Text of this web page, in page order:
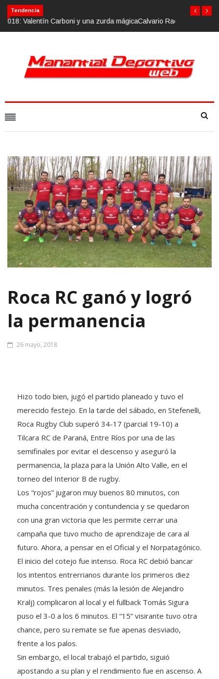
Tendencia
Roca RC ganó y logró
la permanencia
26 mayo, 2018
merecido festejo. En la tarde del sábado, en Stefenelli,
Roca Rugby Club superó 34-17 (parcial 19-10) a
Tilcara RC de Paraná, Entre Ríos por una de las
semifinales por evitar el descenso y aseguró la
permanencia, la plaza para la Unión Alto Valle, en el
torneo del Interior B de rugby.
Los “rojos” jugaron muy buenos 80 minutos, con
mucha concentración y contundencia y se quedaron
con una gran victoria que les permite cerrar una
campaña que tuvo mucho de aprendizaje de cara al
futuro. Ahora, a pensar en el Oficial y el Norpatagónico.
El inicio del cotejo fue intenso. Roca RC debió bancar
los intentos entrerrianos durante los primeros diez
minutos. Tres penales (más la lesión de Alejandro
Kralj) complicaron al local y el fullback Tomás Sigura
puso el 3-0 a los 6 minutos. El “15” visirante tuvo otra
chance, pero su remate se fue apenas desviado,
frente a los palos.
Sin embargo, el local trabajó el partido, siguió
apostando a su plan y el rendimiento fue en ascenso. A
los 13 minutos, Gobbi metió un kick al fondo, los